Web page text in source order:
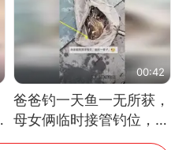
00:42
爸爸钓一天鱼一无所获，
母女俩临时接管钓位，用
玩具鱼竿钓上大鱼